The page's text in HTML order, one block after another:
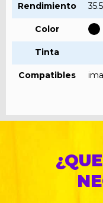
Rendimiento
Color
Tinta
Compatibles